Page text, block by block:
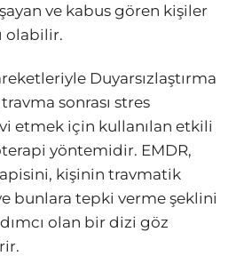
ve kabus gören kişiler
olabilir.
Duyarsızlaştırma
sonrası stres
etmek için kullanılan etkili
yöntemidir. EMDR,
kişinin travmatik
bunlara tepki verme şeklini
olan bir dizi göz